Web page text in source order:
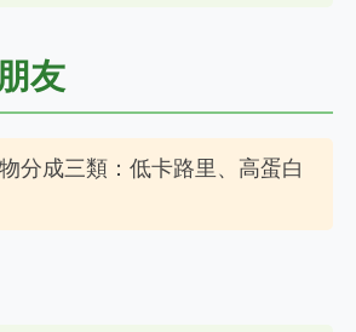
友
分成三類：低卡路里、高蛋白